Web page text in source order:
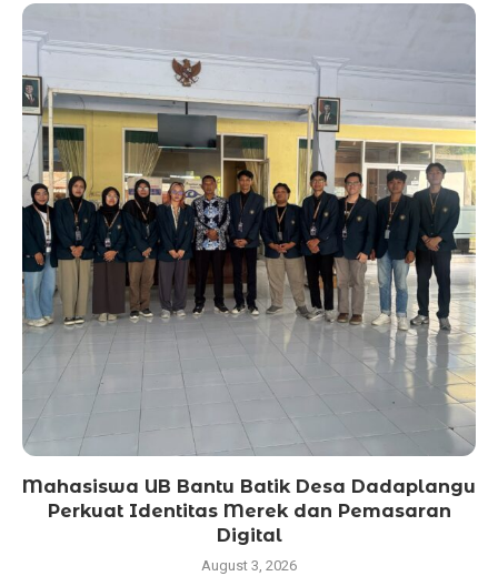
Mahasiswa UB Bantu Batik Desa Dadaplangu
Perkuat Identitas Merek dan Pemasaran
Digital
August 3, 2026